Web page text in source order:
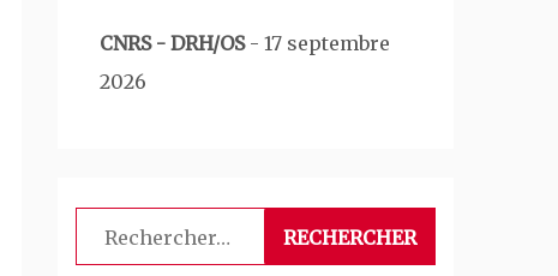
CNRS - DRH/OS- 17 septembre
2026
Rechercher :